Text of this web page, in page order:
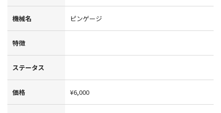
機械名 ピンゲージ
特徴
ステータス
価格 ¥6,000